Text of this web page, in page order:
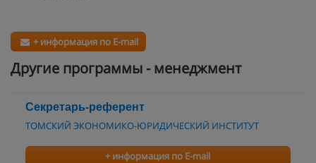
+ информация по E-mail
Другие программы - менеджмент
Секретарь-референт
ТОМСКИЙ ЭКОНОМИКО-ЮРИДИЧЕСКИЙ ИНСТИТУТ
+ информация по E-mail